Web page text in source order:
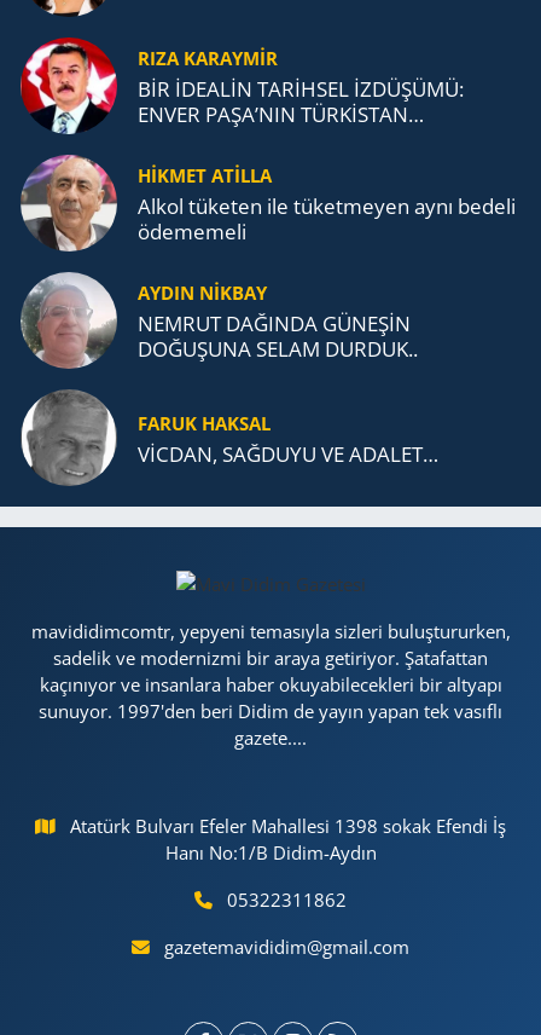
RIZA KARAYMIR
BİR İDEALİN TARİHSEL İZDÜŞÜMÜ:
ENVER PAŞA’NIN TÜRKİSTAN
TEŞKİLATI’NA UZANAN MİRASI
HİKMET ATİLLA
Alkol tü­ke­ten ile tü­ket­me­yen aynı be­de­li
öde­me­me­li
AYDIN NİKBAY
NEMRUT DAĞINDA GÜNEŞİN
DOĞUŞUNA SELAM DURDUK..
FARUK HAKSAL
VİCDAN, SAĞ­DU­YU VE ADA­LET…
mavididimcomtr, yepyeni temasıyla sizleri buluştururken,
sadelik ve modernizmi bir araya getiriyor. Şatafattan
kaçınıyor ve insanlara haber okuyabilecekleri bir altyapı
sunuyor. 1997'den beri Didim de yayın yapan tek vasıflı
gazete....
Atatürk Bulvarı Efeler Mahallesi 1398 sokak Efendi İş
Hanı No:1/B Didim-Aydın
05322311862
gazetemavididim@gmail.com